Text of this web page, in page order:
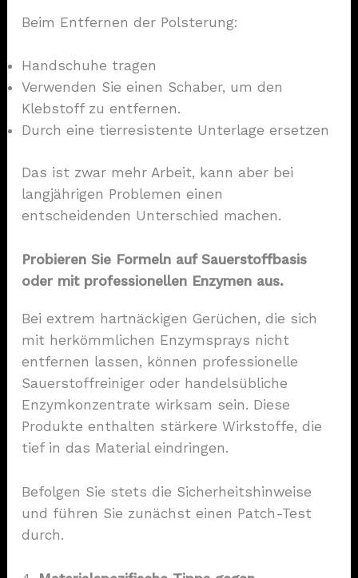
Beim Entfernen der Polsterung:
Handschuhe tragen
Verwenden Sie einen Schaber, um den
Klebstoff zu entfernen.
Durch eine tierresistente Unterlage ersetzen
Das ist zwar mehr Arbeit, kann aber bei
langjährigen Problemen einen
entscheidenden Unterschied machen.
Probieren Sie Formeln auf Sauerstoffbasis
oder mit professionellen Enzymen aus.
Bei extrem hartnäckigen Gerüchen, die sich
mit herkömmlichen Enzymsprays nicht
entfernen lassen, können professionelle
Sauerstoffreiniger oder handelsübliche
Enzymkonzentrate wirksam sein. Diese
Produkte enthalten stärkere Wirkstoffe, die
tief in das Material eindringen.
Befolgen Sie stets die Sicherheitshinweise
und führen Sie zunächst einen Patch-Test
durch.